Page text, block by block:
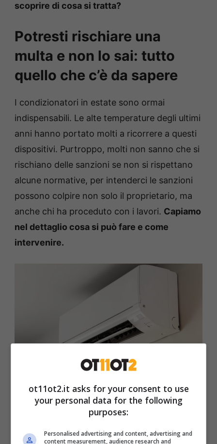
scoprire di cosa si tratta?
Potresti rischiare una
multa e non lo sai: tutto
quello che c’è da sapere
I condizionatori in estate sono ormai
indispensabili. Le alte temperature degli ultimi
anni hanno portato molti a ricorrere a questi
dispositivi. Purtroppo, molti non sanno che si
rischiano delle sanzioni se non si rispettano
alcune normative, per intenderci le sanzioni
possono colpire non solo il proprietario, ma
anche chi ha proceduto con i lavori. Capiamo
nel dettaglio cosa si può fare e come
intervenire.
Potresti rischiare una multa e non lo sai: tutto quello che c’è
da sapere (ot11ot2.it)
Iniziamo dicendo che è importante che
ot11ot2.it asks for your consent to use
your personal data for the following
purposes:
Personalised advertising and content, advertising and
content measurement, audience research and